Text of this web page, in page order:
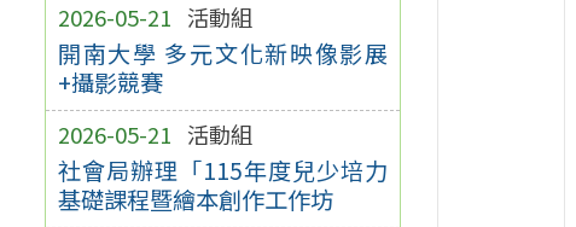
2026-05-21 活動組
開南大學 多元文化新映像影展
+攝影競賽
2026-05-21 活動組
社會局辦理「115年度兒少培力
基礎課程暨繪本創作工作坊